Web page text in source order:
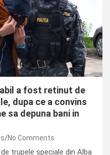
a fost retinut de
dupa ce a convins
sa depuna bani in
No Comments
trupele speciale din Alba